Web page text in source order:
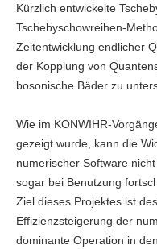
Kürzlich entwickelte
Tschebyschowreihen-
Zeitentwicklung endlicher
der Kopplung von
bosonische Bäder zu
Wie im KONWIHR-
gezeigt wurde, kann die
numerischer Software
sogar bei Benutzung
Ziel dieses Projektes ist
Effizienzsteigerung der
dominante Operation in